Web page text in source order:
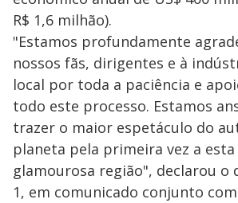
R$ 1,6 milhão).
"Estamos profundamente
nossos fãs, dirigentes e à
local por toda a paciência e
todo este processo. Estamos
trazer o maior espetáculo do
planeta pela primeira vez a esta
glamourosa região", declarou o
1, em comunicado conjunto